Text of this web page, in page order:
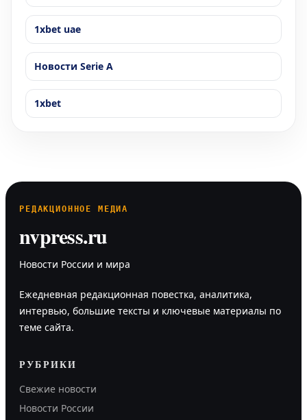
1xbet uae
Новости Serie A
1xbet
РЕДАКЦИОННОЕ МЕДИА
nvpress.ru
Новости России и мира
Ежедневная редакционная повестка, аналитика,
интервью, большие тексты и ключевые материалы по
теме сайта.
РУБРИКИ
Свежие новости
Новости России